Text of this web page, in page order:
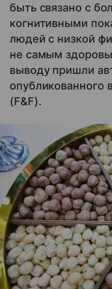
быть связано с
когнитивными
людей с низкой
не самым
выводу пришли
опубликованного
(F&F).